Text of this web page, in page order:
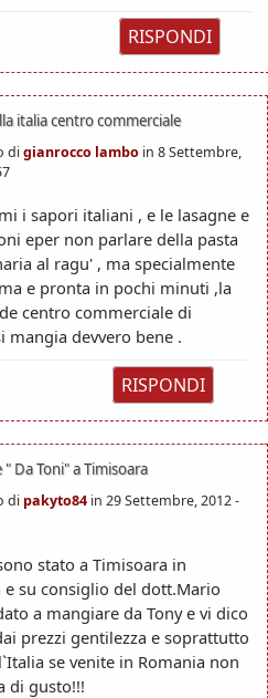
RISPONDI
italia centro commerciale
digianrocco lambo in 8 Settembre,
i sapori italiani , e le lasagne e
eper non parlare della pasta
al ragu' , ma specialmente
e pronta in pochi minuti ,la
centro commerciale di
mangia devvero bene .
RISPONDI
Da Toni" a Timisoara
di pakyto84 in 29 Settembre, 2012 -
stato a Timisoara in
e su consiglio del dott.Mario
a mangiare da Tony e vi dico
prezzi gentilezza e soprattutto
se venite in Romania non
di gusto!!!